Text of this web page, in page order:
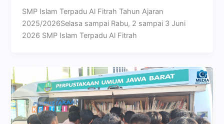
SMP Islam Terpadu Al Fitrah Tahun Ajaran
2025/2026Selasa sampai Rabu, 2 sampai 3 Juni
2026 SMP Islam Terpadu Al Fitrah